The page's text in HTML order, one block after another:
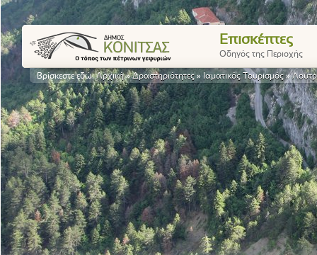
Επισκέπτες
Οδηγός της Περιοχής
Βρίσκεστε εδώ:Αρχική»Δραστηριότητες » Ιαματικός Τουρισμός »